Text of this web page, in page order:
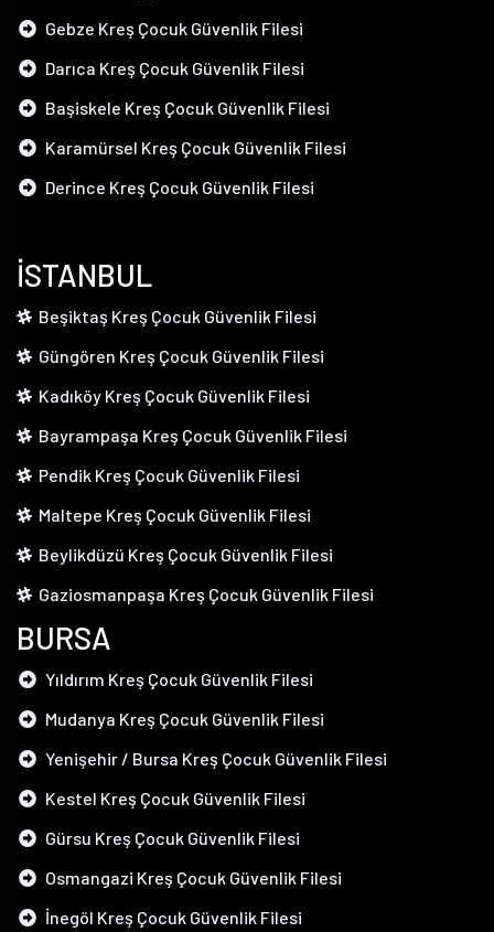
Gebze Kreş Çocuk Güvenlik Filesi
Darıca Kreş Çocuk Güvenlik Filesi
Başiskele Kreş Çocuk Güvenlik Filesi
Karamürsel Kreş Çocuk Güvenlik Filesi
Derince Kreş Çocuk Güvenlik Filesi
İSTANBUL
Beşiktaş Kreş Çocuk Güvenlik Filesi
Güngören Kreş Çocuk Güvenlik Filesi
Kadıköy Kreş Çocuk Güvenlik Filesi
Bayrampaşa Kreş Çocuk Güvenlik Filesi
Pendik Kreş Çocuk Güvenlik Filesi
Maltepe Kreş Çocuk Güvenlik Filesi
Beylikdüzü Kreş Çocuk Güvenlik Filesi
Gaziosmanpaşa Kreş Çocuk Güvenlik Filesi
BURSA
Yıldırım Kreş Çocuk Güvenlik Filesi
Mudanya Kreş Çocuk Güvenlik Filesi
Yenişehir / Bursa Kreş Çocuk Güvenlik Filesi
Kestel Kreş Çocuk Güvenlik Filesi
Gürsu Kreş Çocuk Güvenlik Filesi
Osmangazi Kreş Çocuk Güvenlik Filesi
İnegöl Kreş Çocuk Güvenlik Filesi